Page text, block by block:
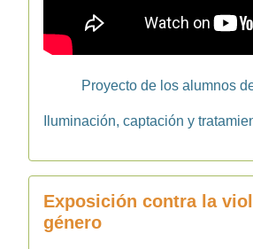
Proyecto de los alumnos
Iluminación, captación y
Exposición contra la
género